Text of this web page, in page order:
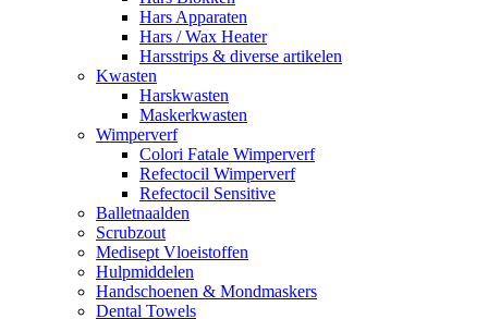
Hars Apparaten
Hars / Wax Heater
Harsstrips & diverse artikelen
Kwasten
Harskwasten
Maskerkwasten
Wimperverf
Colori Fatale Wimperverf
Refectocil Wimperverf
Refectocil Sensitive
Balletnaalden
Scrubzout
Medisept Vloeistoffen
Hulpmiddelen
Handschoenen & Mondmaskers
Dental Towels